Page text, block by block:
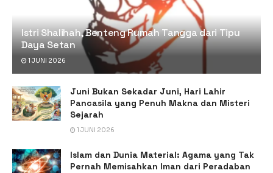
Istri Shalihah, Benteng Rumah Tangga dari Tipu
Daya Setan
1 JUNI 2026
Juni Bukan Sekadar Juni, Hari Lahir
Pancasila yang Penuh Makna dan Misteri
Sejarah
1 JUNI 2026
Islam dan Dunia Material: Agama yang Tak
Pernah Memisahkan Iman dari Peradaban